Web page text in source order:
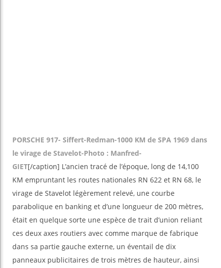
PORSCHE 917- Siffert-Redman-1000 KM de SPA 1969 dans
le virage de Stavelot-Photo : Manfred-
GIET[/caption] L’ancien tracé de l’époque, long de 14,100
KM empruntant les routes nationales RN 622 et RN 68, le
virage de Stavelot légèrement relevé, une courbe
parabolique en banking et d’une longueur de 200 mètres,
était en quelque sorte une espèce de trait d’union reliant
ces deux axes routiers avec comme marque de fabrique
dans sa partie gauche externe, un éventail de dix
panneaux publicitaires de trois mètres de hauteur, ainsi